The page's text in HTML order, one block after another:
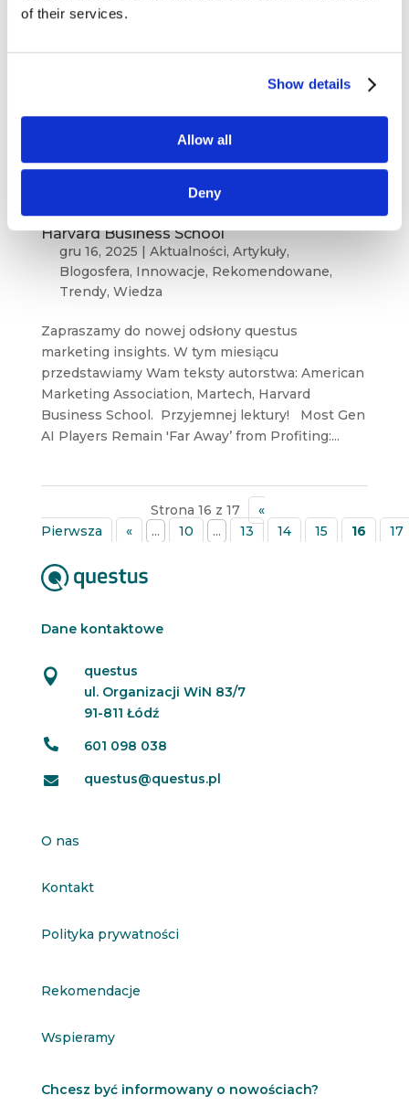
of their services.
Show details
Allow all
Deny
O czym się mówi w świecie biznesu –
American Marketing Association, Martech,
Harvard Business School
gru 16, 2025 | Aktualności, Artykuły,
Blogosfera, Innowacje, Rekomendowane,
Trendy, Wiedza
Zapraszamy do nowej odsłony questus
marketing insights. W tym miesiącu
przedstawiamy Wam teksty autorstwa: American
Marketing Association, Martech, Harvard
Business School. Przyjemnej lektury! Most Gen
AI Players Remain 'Far Away’ from Profiting:...
Strona 16 z 17
«
Pierwsza
« ... 10 ... 13 14 15 16 17
Dane kontaktowe

questus
ul. Organizacji WiN 83/7
91-811 Łódź
 601 098 038
 questus@questus.pl
O nas
Kontakt
Polityka prywatności
Rekomendacje
Wspieramy
Chcesz być informowany o nowościach?